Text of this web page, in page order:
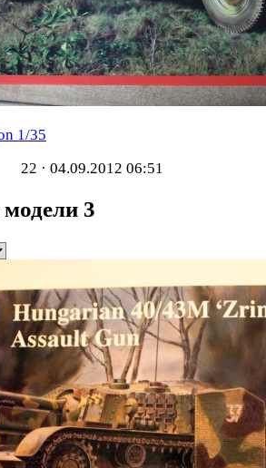
1/35
22 · 04.09.2012 06:51
3